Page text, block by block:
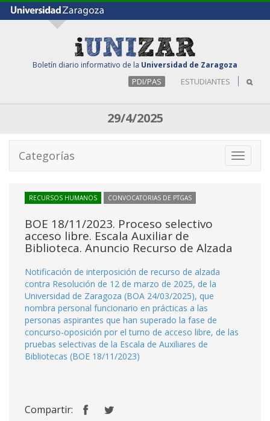
Boletín diario informativo de la Universidad de Zaragoza
PDI/PAS ESTUDIANTES
29/4/2025
Toggle
Categorías
RECURSOS HUMANOS CONVOCATORIAS DE PTGAS
BOE 18/11/2023. Proceso selectivo
acceso libre. Escala Auxiliar de
Biblioteca. Anuncio Recurso de Alzada
Notificación de interposición de recurso de alzada
contra Resolución de 12 de marzo de 2025, de la
Universidad de Zaragoza (BOA 24/03/2025), que
nombra personal funcionario en prácticas a las
personas aspirantes que han superado la fase de
concurso-oposición por el turno de acceso libre, de las
pruebas selectivas de la Escala de Auxiliares de
Bibliotecas (BOE 18/11/2023)
Compartir: